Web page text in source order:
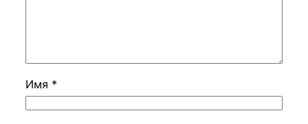
Имя *